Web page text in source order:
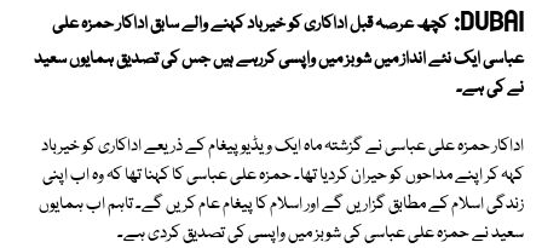
DUBAI: کچھ عرصہ قبل اداکاری کو خیرباد کہنے والے سابق اداکار حمزہ علی
عباسی ایک نئے انداز میں شوبز میں واپسی کررہے ہیں جس کی تصدیق ہمایوں سعید
نے کی ہے۔
اداکار حمزہ علی عباسی نے گزشتہ ماہ ایک ویڈیو پیغام کے ذریعے اداکاری کو خیرباد
کہہ کر اپنے مداحوں کو حیران کردیا تھا۔ حمزہ علی عباسی کا کہنا تھا کہ وہ اب اپنی
زندگی اسلام کے مطابق گزاریں گے اور اسلام کا پیغام عام کریں گے۔ تاہم اب ہمایوں
سعید نے حمزہ علی عباسی کی شوبز میں واپسی کی تصدیق کردی ہے۔